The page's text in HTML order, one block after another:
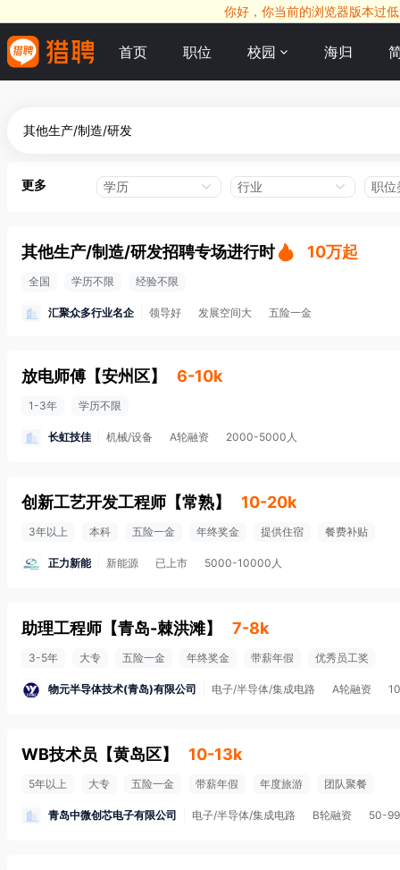
你好，你当前的浏览器版本过
首页 职位 校园 海归
更多 学历 行业 职位
其他生产/制造/研发招聘专场进行时 10万起
全国 学历不限 经验不限
汇聚众多行业名企 领导好 发展空间大 五险一金
放电师傅 【安州区】 6-10k
1-3年 学历不限
长虹技佳 机械/设备 A轮融资 2000-5000人
创新工艺开发工程师 【常熟】 10-20k
3年以上 本科 五险一金 年终奖金 提供住宿 餐费补贴
正力新能 新能源 已上市 5000-10000人
助理工程师 【青岛-棘洪滩】 7-8k
3-5年 大专 五险一金 年终奖金 带薪年假 优秀员工奖
物元半导体技术(青岛)有限公司 电子/半导体/集成电路 A轮融资
WB技术员 【黄岛区】 10-13k
5年以上 大专 五险一金 带薪年假 年度旅游 团队聚餐
青岛中微创芯电子有限公司 电子/半导体/集成电路 B轮融资 50-